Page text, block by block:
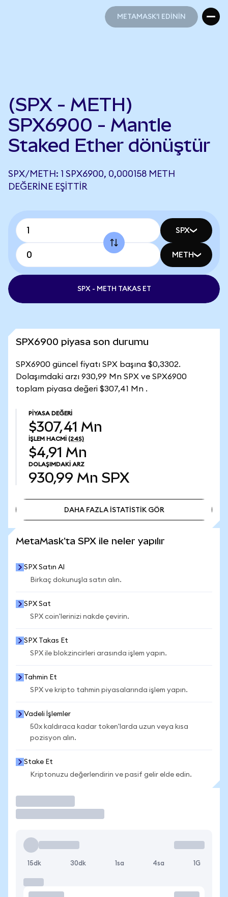
METAMASK'I EDİNİN
(SPX - METH)
SPX6900 - Mantle
Staked Ether dönüştür
SPX/METH: 1 SPX6900, 0,000158 METH
DEĞERINE EŞITTIR
SPX
METH
SPX - METH TAKAS ET
SPX6900 piyasa son durumu
SPX6900 güncel fiyatı SPX başına $0,3302.
Dolaşımdaki arzı 930,99 Mn SPX ve SPX6900
toplam piyasa değeri $307,41 Mn .
PIYASA DEĞERI
$307,41 Mn
İŞLEM HACMI (24S)
$4,91 Mn
DOLAŞIMDAKI ARZ
930,99 Mn SPX
DAHA FAZLA İSTATİSTİK GÖR
MetaMask'ta SPX ile neler yapılır
SPX Satın Al
Birkaç dokunuşla satın alın.
SPX Sat
SPX coin'lerinizi nakde çevirin.
SPX Takas Et
SPX ile blokzincirleri arasında işlem yapın.
Tahmin Et
SPX ve kripto tahmin piyasalarında işlem yapın.
Vadeli İşlemler
50x kaldıraca kadar token'larda uzun veya kısa
pozisyon alın.
Stake Et
Kriptonuzu değerlendirin ve pasif gelir elde edin.
15dk 30dk 1sa 4sa 1G